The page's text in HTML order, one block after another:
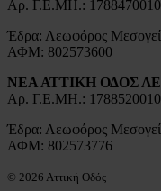
Αρ. Γ.Ε.ΜΗ.:
Έδρα: Λεωφόρος
ΑΦΜ: 802573600
ΝΕΑ ΑΤΤΙΚΗ ΟΔΟΣ
Αρ. Γ.Ε.ΜΗ.:
Έδρα: Λεωφόρος
ΑΦΜ: 802573776
© 2026 Αττική Οδός